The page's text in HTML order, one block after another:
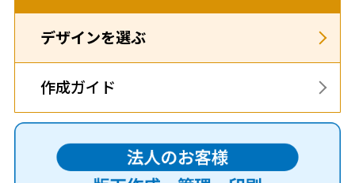
デザインを選ぶ
作成ガイド